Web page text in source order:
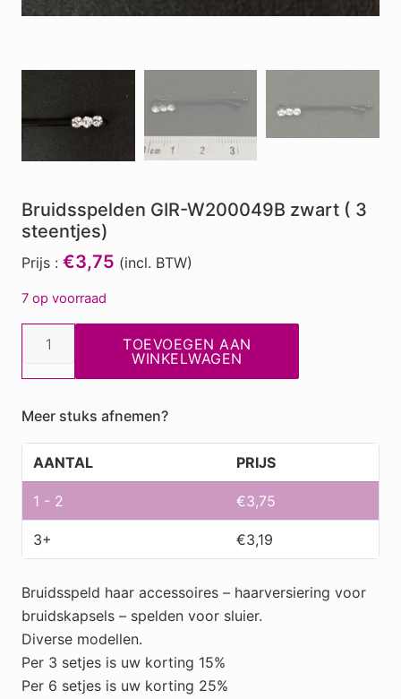
Bruidsspelden GIR-W200049B zwart ( 3
steentjes)
Prijs : €3,75 (incl. BTW)
7 op voorraad
Bruidsspelden
W200049B
aantal
TOEVOEGEN AAN
WINKELWAGEN
Meer stuks afnemen?
AANTAL PRIJS
1 - 2 €3,75
3+ €3,19
Bruidsspeld haar accessoires – haarversiering voor
bruidskapsels – spelden voor sluier.
Diverse modellen.
Per 3 setjes is uw korting 15%
Per 6 setjes is uw korting 25%